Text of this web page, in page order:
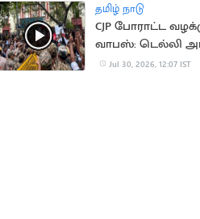
தமிழ் நாடு
CJP போராட்ட
வாபஸ்: டெல்லி
உத்தரவு
Jul 30, 2026, 12:07 IST